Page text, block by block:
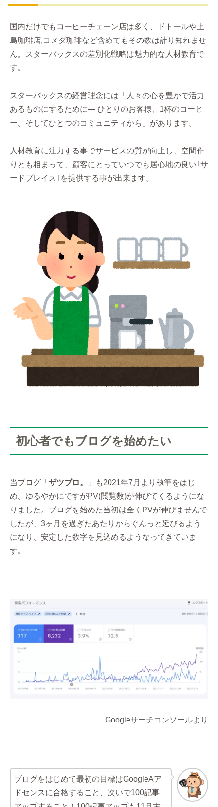
国内だけでもコーヒーチェーン店は多く、ドトールや上
島珈琲店,コメダ珈琲など含めてもその数は計り知れませ
ん。スターバックスの差別化戦略は魅力的な人材教育で
す。
スターバックスの経営理念には「人々の心を豊かで活力
あるものにするために— ひとりのお客様、1杯のコーヒ
ー、そしてひとつのコミュニティから」があります。
人材教育に注力する事でサービスの質が向上し、空間作
りとも相まって、顧客にとっていつでも居心地の良い｢サ
ードプレイス｣を提供する事が出来ます。
初心者でもブログを始めたい
当ブログ「 ザツブロ。
」も2021年7月より執筆をはじ
め、ゆるやかにですがPV(閲覧数)が伸びてくるようにな
りました。ブログを始めた当初は全くPVが伸びませんで
したが、3ヶ月を過ぎたあたりからぐんっと延びるよう
になり、安定した数字を見込めるようなってきていま
す。
Googleサーチコンソールより
ブログをはじめて最初の目標はGoogleAア
ドセンスに合格すること、次いで100記事